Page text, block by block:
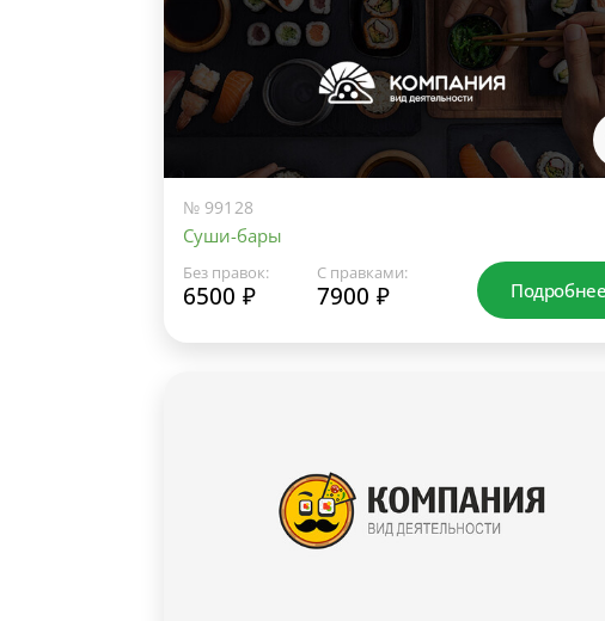
№ 99128
Суши-бары
Без правок:
6500 ₽
С правками:
7900 ₽ Подробнее